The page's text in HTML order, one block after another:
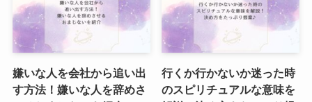
嫌いな人を会社から追い出
す方法！嫌いな人を辞めさ
行くか行かないか迷った時
のスピリチュアルな意味を